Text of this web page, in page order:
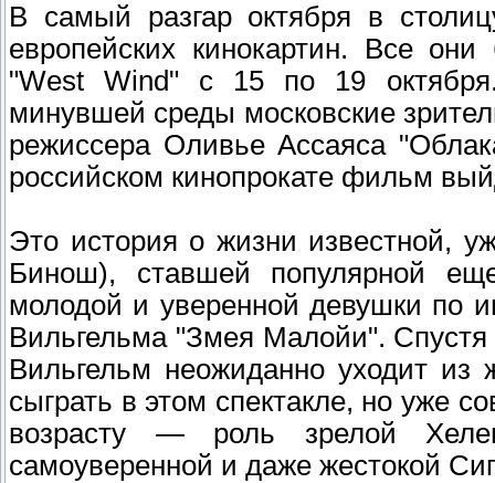
В самый разгар октября в
европейских кинокартин. Все
"West Wind" c 15 по 19
минувшей среды московские
режиссера Оливье Ассаяса
российском кинопрокате фильм
Это история о жизни известной,
Бинош), ставшей популярной
молодой и уверенной девушки по
Вильгельма "Змея Малойи". Спустя
Вильгельм неожиданно уходит из
сыграть в этом спектакле, но уже
возрасту — роль зрелой
самоуверенной и даже жестокой